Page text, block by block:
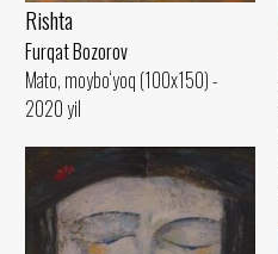
Rishta
Furqat Bozorov
Mato, moybo‘yoq (100x150) -
2020 yil